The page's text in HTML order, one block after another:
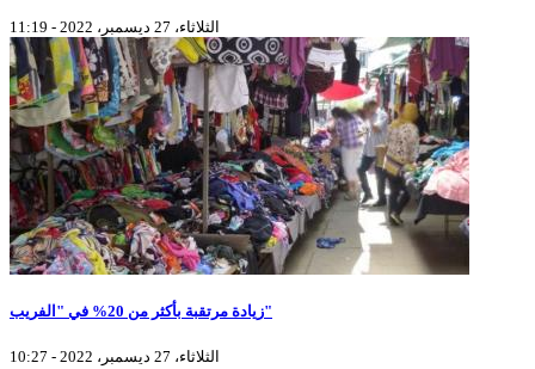
الثلاثاء، 27 ديسمبر، 2022 - 11:19
زيادة مرتقبة بأكثر من 20% في "الفريب"
الثلاثاء، 27 ديسمبر، 2022 - 10:27